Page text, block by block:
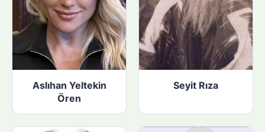
Aslıhan Yeltekin
Ören
Seyit Rıza